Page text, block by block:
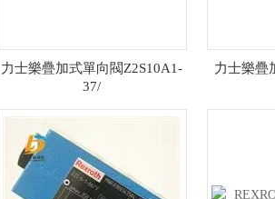
力士樂疊加式單向閥Z2S10A1-
37/
力士樂疊